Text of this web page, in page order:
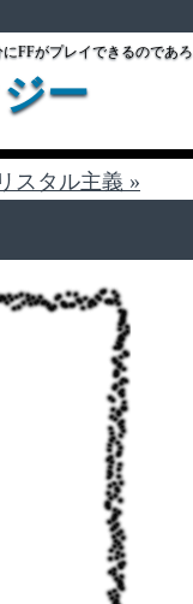
FFがプレイできるのであ
ー
スタル主義 »